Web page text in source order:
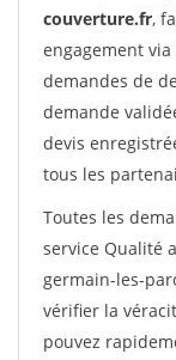
couverture.fr,
engagement
demandes de
demande
devis
tous les
Toutes les
service Qualité
germain-les-
vérifier la
pouvez